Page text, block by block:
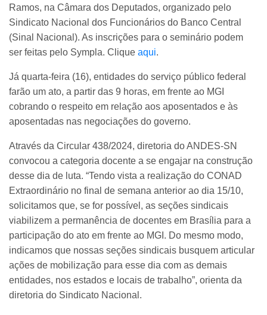
Ramos, na Câmara dos Deputados, organizado pelo
Sindicato Nacional dos Funcionários do Banco Central
(Sinal Nacional). As inscrições para o seminário podem
ser feitas pelo Sympla. Clique aqui.
Já quarta-feira (16), entidades do serviço público federal
farão um ato, a partir das 9 horas, em frente ao MGI
cobrando o respeito em relação aos aposentados e às
aposentadas nas negociações do governo.
Através da Circular 438/2024, diretoria do ANDES-SN
convocou a categoria docente a se engajar na construção
desse dia de luta. “Tendo vista a realização do CONAD
Extraordinário no final de semana anterior ao dia 15/10,
solicitamos que, se for possível, as seções sindicais
viabilizem a permanência de docentes em Brasília para a
participação do ato em frente ao MGI. Do mesmo modo,
indicamos que nossas seções sindicais busquem articular
ações de mobilização para esse dia com as demais
entidades, nos estados e locais de trabalho”, orienta da
diretoria do Sindicato Nacional.